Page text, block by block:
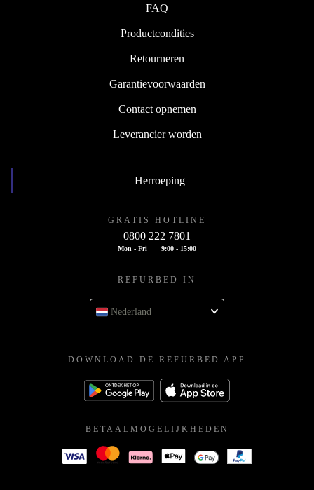
FAQ
Productcondities
Retourneren
Garantievoorwaarden
Contact opnemen
Leverancier worden
Herroeping
GRATIS HOTLINE
0800 222 7801
Mon - Fri 9:00 - 15:00
REFURBED IN
Nederland
DOWNLOAD DE REFURBED APP
BETAALMOGELIJKHEDEN